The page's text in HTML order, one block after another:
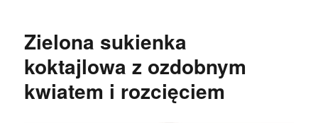
Zielona sukienka
koktajlowa z ozdobnym
kwiatem i rozcięciem